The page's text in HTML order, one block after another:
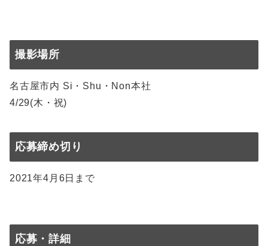
撮影場所
名古屋市内 Si・Shu・Non本社
4/29(木・祝)
応募締め切り
2021年4月6日まで
応募・詳細